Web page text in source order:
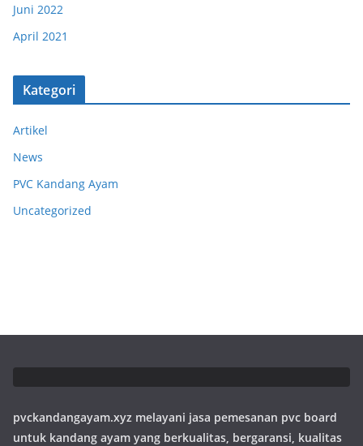
Juni 2022
April 2021
Kategori
Artikel
News
PVC Kandang Ayam
Uncategorized
pvckandangayam.xyz melayani jasa pemesanan pvc board
untuk kandang ayam yang berkualitas, bergaransi, kualitas